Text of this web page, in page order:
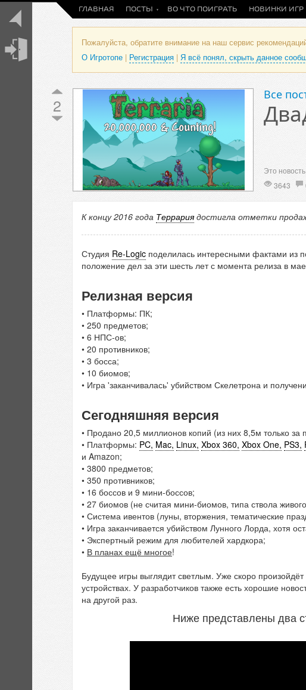
ГЛАВНАЯ ПОСТЫ ВО ЧТО ПОИГРАТЬ НОВИНКИ ИГР
Пожалуйста, обратите внимание на наш сервис
О Игротопе | Регистрация | Я всё понял, скрыть данное
2 Все
Это
3643
К концу 2016 года Террариядостигла отметки
Студия Re-Logic поделилась интересными фактами из
положение дел за эти шесть лет с момента релиза в
Релизная версия
• Платформы: ПК;
• 250 предметов;
• 6 НПС-ов;
• 20 противников;
• 3 босса;
• 10 биомов;
• Игра 'заканчивалась' убийством Скелетрона и
Сегодняшняя версия
• Продано 20,5 миллионов копий (из них 8,5м только
• Платформы: PC, Mac, Linux, Xbox 360, Xbox One, PS3,
и Amazon;
• 3800 предметов;
• 350 противников;
• 16 боссов и 9 мини-боссов;
• 27 биомов (не считая мини-биомов, типа ствола
• Система ивентов (луны, вторжения, тематические
• Игра заканчивается убийством Лунного Лорда, хотя
• Экспертный режим для любителей хардкора;
• В планах ещё многое!
Будущее игры выглядит светлым. Уже скоро
устройствах. У разработчиков также есть хорошие
на другой раз.
Ниже представлены два